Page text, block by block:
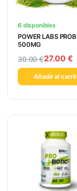
6 disponibles
POWER LABS
500MG
30.00€27.00 €
Añadir al